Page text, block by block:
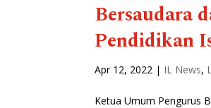
Bersaudara
Pendidikan
Apr 12, 2022 | IL News,
Ketua Umum Pengurus